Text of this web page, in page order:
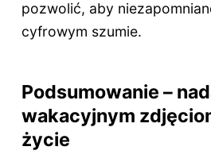
pozwolić, aby
cyfrowym szumie.
Podsumowanie –
wakacyjnym
życie